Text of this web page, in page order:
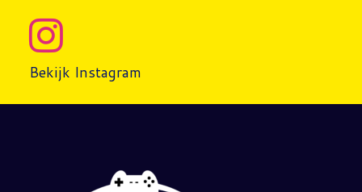
Bekijk Instagram